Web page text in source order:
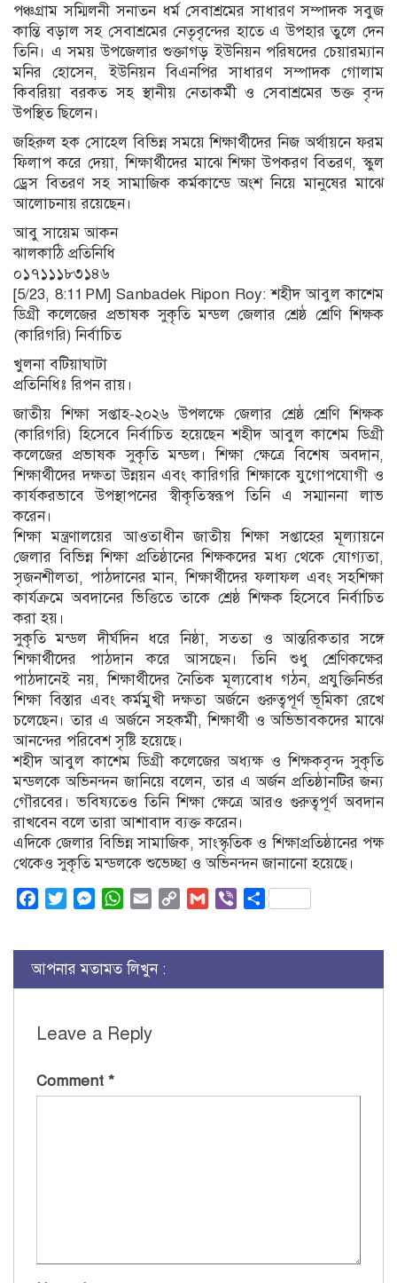
পঞ্চগ্রাম সম্মিলনী সনাতন ধর্ম সেবাশ্রমের সাধারণ সম্পাদক সবুজ
কান্তি বড়াল সহ সেবাশ্রমের নেতৃবৃন্দের হাতে এ উপহার তুলে দেন
তিনি। এ সময় উপজেলার শুক্তাগড় ইউনিয়ন পরিষদের চেয়ারম্যান
মনির হোসেন, ইউনিয়ন বিএনপির সাধারণ সম্পাদক গোলাম
কিবরিয়া বরকত সহ স্থানীয় নেতাকর্মী ও সেবাশ্রমের ভক্ত বৃন্দ
উপস্থিত ছিলেন।
জহিরুল হক সোহেল বিভিন্ন সময়ে শিক্ষার্থীদের নিজ অর্থায়নে ফরম
ফিলাপ করে দেয়া, শিক্ষার্থীদের মাঝে শিক্ষা উপকরণ বিতরণ, স্কুল
ড্রেস বিতরণ সহ সামাজিক কর্মকান্ডে অংশ নিয়ে মানুষের মাঝে
আলোচনায় রয়েছেন।
আবু সায়েম আকন
ঝালকাঠি প্রতিনিধি
০১৭১১১৮৩১৪৬
[5/23, 8:11 PM] Sanbadek Ripon Roy: শহীদ আবুল কাশেম
ডিগ্রী কলেজের প্রভাষক সুকৃতি মন্ডল জেলার শ্রেষ্ঠ শ্রেণি শিক্ষক
(কারিগরি) নির্বাচিত
খুলনা বটিয়াঘাটা
প্রতিনিধিঃ রিপন রায়।
জাতীয় শিক্ষা সপ্তাহ-২০২৬ উপলক্ষে জেলার শ্রেষ্ঠ শ্রেণি শিক্ষক
(কারিগরি) হিসেবে নির্বাচিত হয়েছেন শহীদ আবুল কাশেম ডিগ্রী
কলেজের প্রভাষক সুকৃতি মন্ডল। শিক্ষা ক্ষেত্রে বিশেষ অবদান,
শিক্ষার্থীদের দক্ষতা উন্নয়ন এবং কারিগরি শিক্ষাকে যুগোপযোগী ও
কার্যকরভাবে উপস্থাপনের স্বীকৃতিস্বরূপ তিনি এ সম্মাননা লাভ
করেন।
শিক্ষা মন্ত্রণালয়ের আওতাধীন জাতীয় শিক্ষা সপ্তাহের মূল্যায়নে
জেলার বিভিন্ন শিক্ষা প্রতিষ্ঠানের শিক্ষকদের মধ্য থেকে যোগ্যতা,
সৃজনশীলতা, পাঠদানের মান, শিক্ষার্থীদের ফলাফল এবং সহশিক্ষা
কার্যক্রমে অবদানের ভিত্তিতে তাকে শ্রেষ্ঠ শিক্ষক হিসেবে নির্বাচিত
করা হয়।
সুকৃতি মন্ডল দীর্ঘদিন ধরে নিষ্ঠা, সততা ও আন্তরিকতার সঙ্গে
শিক্ষার্থীদের পাঠদান করে আসছেন। তিনি শুধু শ্রেণিকক্ষের
পাঠদানেই নয়, শিক্ষার্থীদের নৈতিক মূল্যবোধ গঠন, প্রযুক্তিনির্ভর
শিক্ষা বিস্তার এবং কর্মমুখী দক্ষতা অর্জনে গুরুত্বপূর্ণ ভূমিকা রেখে
চলেছেন। তার এ অর্জনে সহকর্মী, শিক্ষার্থী ও অভিভাবকদের মাঝে
আনন্দের পরিবেশ সৃষ্টি হয়েছে।
শহীদ আবুল কাশেম ডিগ্রী কলেজের অধ্যক্ষ ও শিক্ষকবৃন্দ সুকৃতি
মন্ডলকে অভিনন্দন জানিয়ে বলেন, তার এ অর্জন প্রতিষ্ঠানটির জন্য
গৌরবের। ভবিষ্যতেও তিনি শিক্ষা ক্ষেত্রে আরও গুরুত্বপূর্ণ অবদান
রাখবেন বলে তারা আশাবাদ ব্যক্ত করেন।
এদিকে জেলার বিভিন্ন সামাজিক, সাংস্কৃতিক ও শিক্ষাপ্রতিষ্ঠানের পক্ষ
থেকেও সুকৃতি মন্ডলকে শুভেচ্ছা ও অভিনন্দন জানানো হয়েছে।
FacebookTwitterMessenger
WhatsApp
Email
Copy
Gmail ViberShare
আপনার মতামত লিখুন :
Leave a Reply
Comment *